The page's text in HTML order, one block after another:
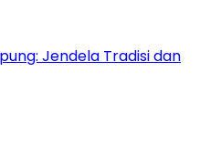
Jendela Tradisi dan